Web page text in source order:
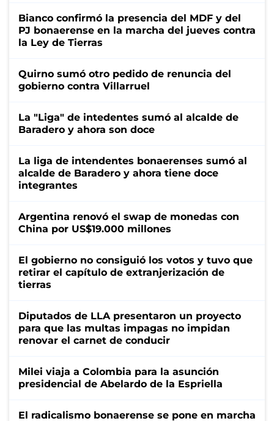
Bianco confirmó la presencia del MDF y del
PJ bonaerense en la marcha del jueves contra
la Ley de Tierras
Quirno sumó otro pedido de renuncia del
gobierno contra Villarruel
La "Liga" de intedentes sumó al alcalde de
Baradero y ahora son doce
La liga de intendentes bonaerenses sumó al
alcalde de Baradero y ahora tiene doce
integrantes
Argentina renovó el swap de monedas con
China por US$19.000 millones
El gobierno no consiguió los votos y tuvo que
retirar el capítulo de extranjerización de
tierras
Diputados de LLA presentaron un proyecto
para que las multas impagas no impidan
renovar el carnet de conducir
Milei viaja a Colombia para la asunción
presidencial de Abelardo de la Espriella
El radicalismo bonaerense se pone en marcha